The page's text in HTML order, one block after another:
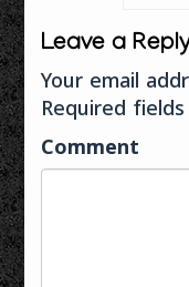
ക്യാപ്‍റ്റന്‍‍‍
രാജുവും…
Leave a
Your email
Required
Comment